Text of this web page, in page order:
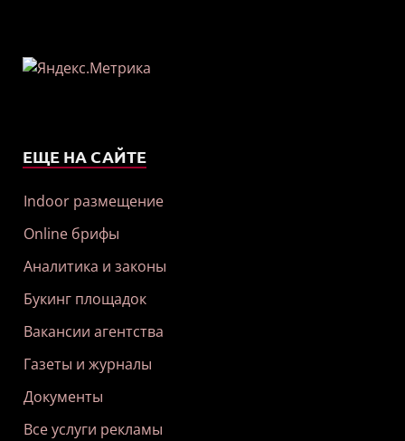
ЕЩЕ НА САЙТЕ
Indoor размещение
Online брифы
Аналитика и законы
Букинг площадок
Вакансии агентства
Газеты и журналы
Документы
Все услуги рекламы